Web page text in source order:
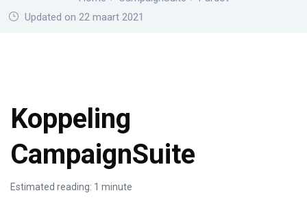
Updated on 22 maart 2021
Koppeling
CampaignSuite
Estimated reading: 1 minute